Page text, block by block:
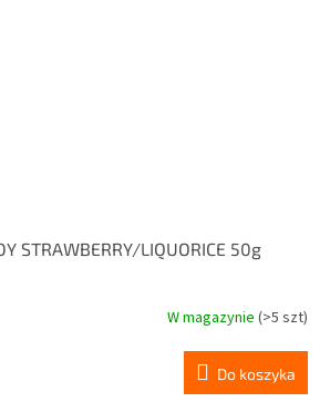
STRAWBERRY/LIQUORICE 50g
W magazynie (>5 szt)
Do koszyka